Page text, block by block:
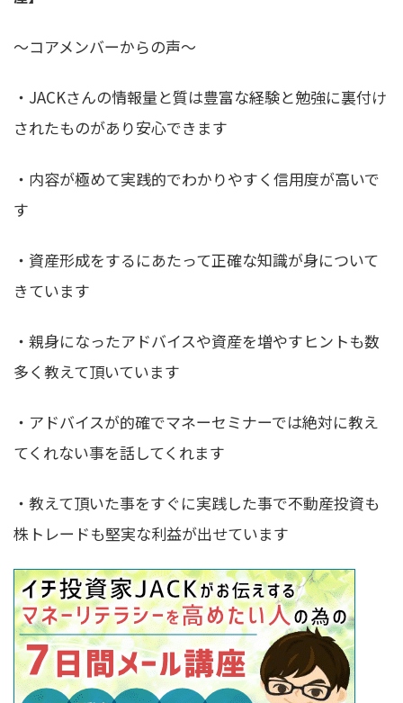
〜コアメンバーからの声〜
・JACKさんの情報量と質は豊富な経験と勉強に裏付け
されたものがあり安心できます
・内容が極めて実践的でわかりやすく信用度が高いで
す
・資産形成をするにあたって正確な知識が身について
きています
・親身になったアドバイスや資産を増やすヒントも数
多く教えて頂いています
・アドバイスが的確でマネーセミナーでは絶対に教え
てくれない事を話してくれます
・教えて頂いた事をすぐに実践した事で不動産投資も
株トレードも堅実な利益が出せています